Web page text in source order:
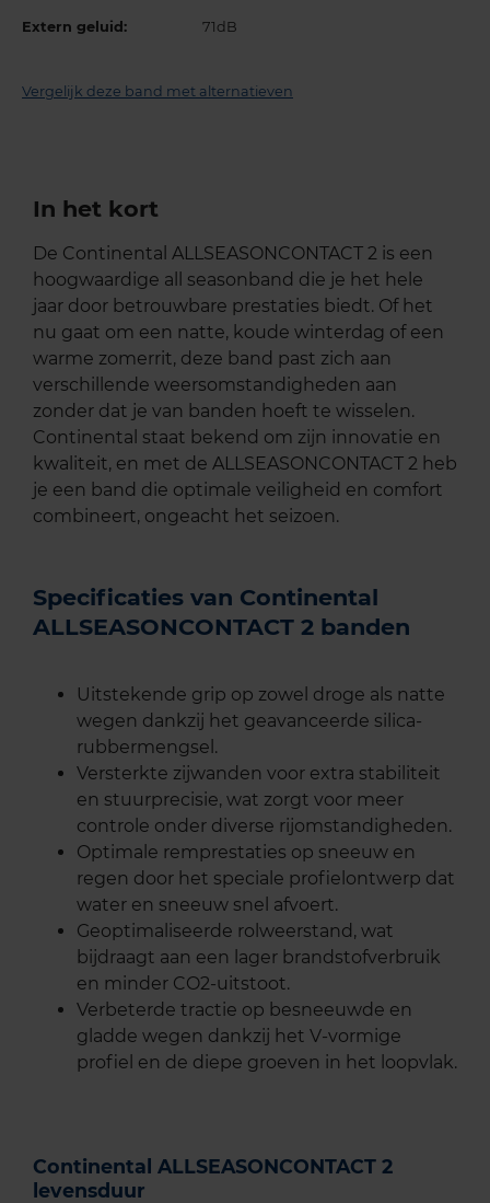
Extern geluid: 71dB
Vergelijk deze band met alternatieven
In het kort
De Continental ALLSEASONCONTACT 2 is een
hoogwaardige all seasonband die je het hele
jaar door betrouwbare prestaties biedt. Of het
nu gaat om een natte, koude winterdag of een
warme zomerrit, deze band past zich aan
verschillende weersomstandigheden aan
zonder dat je van banden hoeft te wisselen.
Continental staat bekend om zijn innovatie en
kwaliteit, en met de ALLSEASONCONTACT 2 heb
je een band die optimale veiligheid en comfort
combineert, ongeacht het seizoen.
Specificaties van Continental
ALLSEASONCONTACT 2 banden
Uitstekende grip op zowel droge als natte
wegen dankzij het geavanceerde silica-
rubbermengsel.
Versterkte zijwanden voor extra stabiliteit
en stuurprecisie, wat zorgt voor meer
controle onder diverse rijomstandigheden.
Optimale remprestaties op sneeuw en
regen door het speciale profielontwerp dat
water en sneeuw snel afvoert.
Geoptimaliseerde rolweerstand, wat
bijdraagt aan een lager brandstofverbruik
en minder CO2-uitstoot.
Verbeterde tractie op besneeuwde en
gladde wegen dankzij het V-vormige
profiel en de diepe groeven in het loopvlak.
Continental ALLSEASONCONTACT 2
levensduur